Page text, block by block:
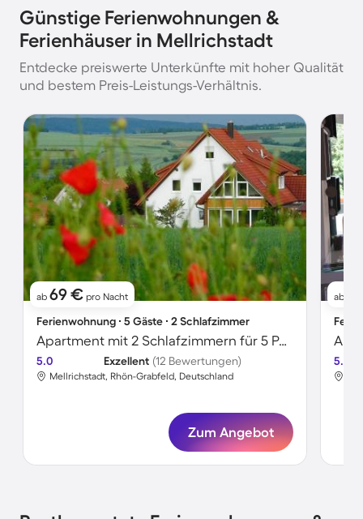
Günstige Ferienwohnungen &
Ferienhäuser in Mellrichstadt
Entdecke preiswerte Unterkünfte mit hoher Qualität
und bestem Preis-Leistungs-Verhältnis.
ab 69 € pro Nacht
Ferienwohnung ∙ 5 Gäste ∙ 2 Schlafzimmer
Apartment mit 2 Schlafzimmern für 5 Personen
5.0 Exzellent (12 Bewertungen)
Mellrichstadt, Rhön-Grabfeld, Deutschland
Zum Angebot
ab
5.0